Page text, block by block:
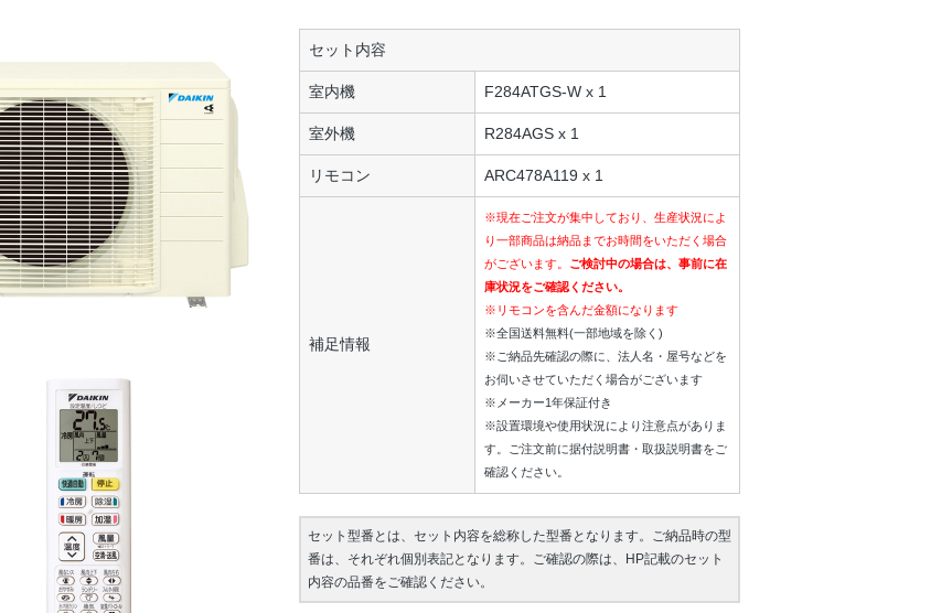
セット内容
室内機 F284ATGS-W x 1
室外機 R284AGS x 1
リモコン ARC478A119 x 1
補足情報
※現在ご注文が集中しており、生産状況によ
り一部商品は納品までお時間をいただく場合
がございます。 ご検討中の場合は、事前に在
庫状況をご確認ください。
※リモコンを含んだ金額になります
※全国送料無料(一部地域を除く)
※ご納品先確認の際に、法人名・屋号などを
お伺いさせていただく場合がございます
※メーカー1年保証付き
※設置環境や使用状況により注意点がありま
す。ご注文前に据付説明書・取扱説明書をご
確認ください。
セット型番とは、セット内容を総称した型番となります。ご納品時の型
番は、それぞれ個別表記となります。ご確認の際は、HP記載のセット
内容の品番をご確認ください。